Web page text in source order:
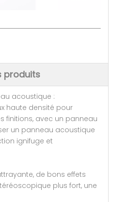
produits
acoustique :
haute densité pour
finitions, avec un panneau
un panneau acoustique
ignifuge et
de bons effets
plus fort, une